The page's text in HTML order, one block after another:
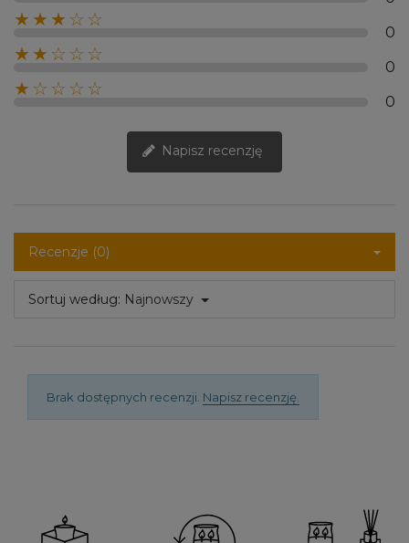
★★★☆☆
0
★★☆☆☆
0
★☆☆☆☆
0
Napisz recenzję
Recenzje (0)
Sortuj według: Najnowszy
Brak dostępnych recenzji. Napisz recenzję.